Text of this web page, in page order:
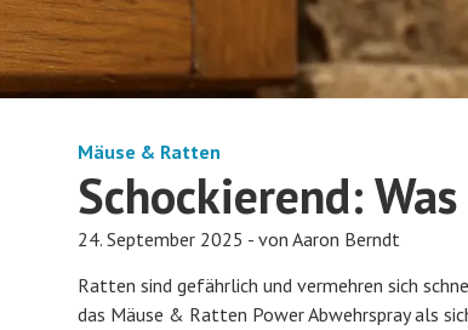
Mäuse & Ratten
Schockierend:
24. September 2025 - von Aaron Berndt
Ratten sind gefährlich und vermehren sich
das Mäuse & Ratten Power Abwehrspray als